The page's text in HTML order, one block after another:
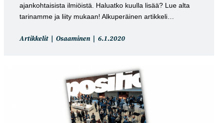
ajankohtaisista ilmiöistä. Haluatko kuulla lisää? Lue alta
tarinamme ja liity mukaan! Alkuperäinen artikkeli…
Artikkelin
Artikkelit Osaaminen
Artikkeli
6.1.2020